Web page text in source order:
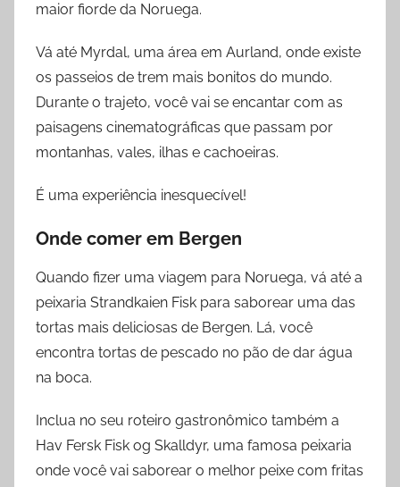
maior fiorde da Noruega.
Vá até Myrdal, uma área em Aurland, onde existe
os passeios de trem mais bonitos do mundo.
Durante o trajeto, você vai se encantar com as
paisagens cinematográficas que passam por
montanhas, vales, ilhas e cachoeiras.
É uma experiência inesquecível!
Onde comer em Bergen
Quando fizer uma viagem para Noruega, vá até a
peixaria Strandkaien Fisk para saborear uma das
tortas mais deliciosas de Bergen. Lá, você
encontra tortas de pescado no pão de dar água
na boca.
Inclua no seu roteiro gastronômico também a
Hav Fersk Fisk og Skalldyr, uma famosa peixaria
onde você vai saborear o melhor peixe com fritas